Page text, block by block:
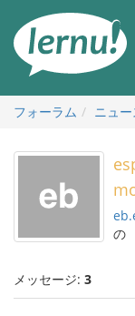
フォーラム
ニュー
の
メッセージ: 3